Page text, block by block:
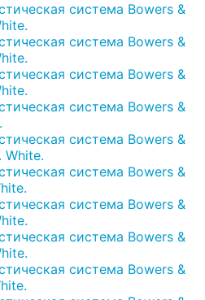
система Bowers &
система Bowers &
система Bowers &
система Bowers &
система Bowers &
White.
система Bowers &
система Bowers &
система Bowers &
система Bowers &